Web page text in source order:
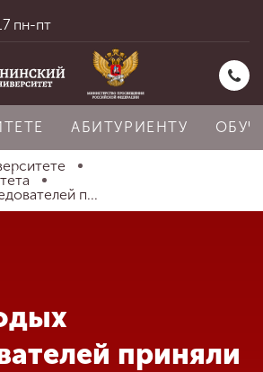
пн-пт
АБИТУРИЕНТУ
п...
приняли